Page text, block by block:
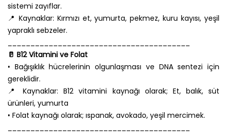
sistemi zayıflar.
📍 Kaynaklar: Kırmızı et, yumurta, pekmez, kuru kayısı, yeşil
yapraklı sebzeler.
🥛 B12 Vitamini ve Folat
• Bağışıklık hücrelerinin olgunlaşması ve DNA sentezi için
gereklidir.
📍 Kaynaklar: B12 vitamini kaynağı olarak; Et, balık, süt
ürünleri, yumurta
• Folat kaynağı olarak; ıspanak, avokado, yeşil mercimek.